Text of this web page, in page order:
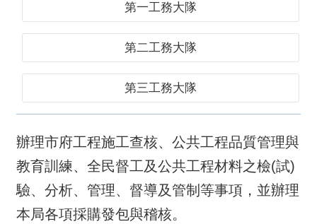
第一工務大隊
第二工務大隊
第三工務大隊
辦理市府工程施工查核、公共工程品質管理與
教育訓練、全民督工及公共工程材料之檢(試)
驗、分析、管理、督導及管制等事項，並辦理
本局各項採購發包與稽核。